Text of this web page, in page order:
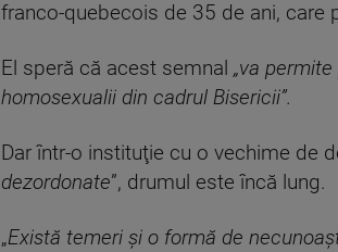
franco-quebecois de 35 de ani, care
El speră că acest semnal „va
homosexualii din cadrul Bisericii”.
Dar într-o instituţie cu o vechime de
dezordonate”, drumul este încă lung.
„Există temeri şi o formă de